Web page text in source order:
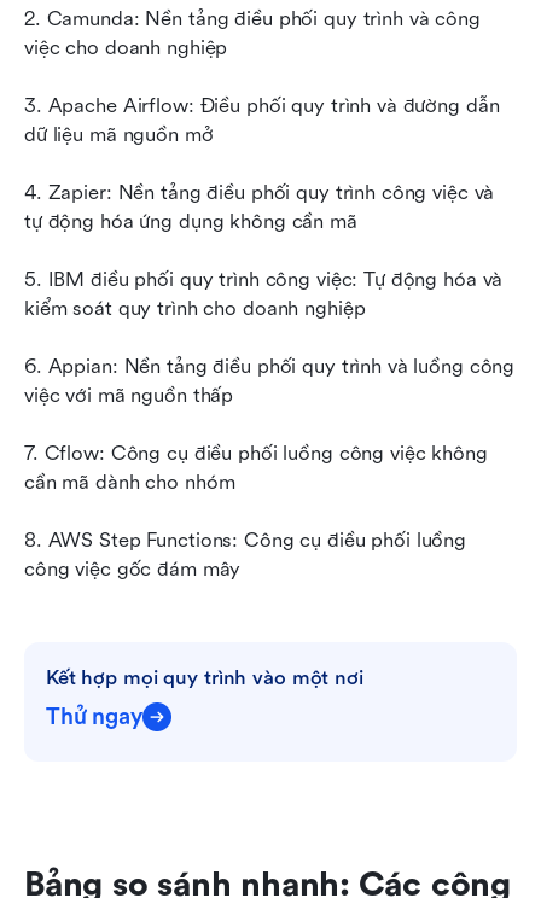
2. Camunda: Nền tảng điều phối quy trình và công
việc cho doanh nghiệp
3. Apache Airflow: Điều phối quy trình và đường dẫn
dữ liệu mã nguồn mở
4. Zapier: Nền tảng điều phối quy trình công việc và
tự động hóa ứng dụng không cần mã
5. IBM điều phối quy trình công việc: Tự động hóa và
kiểm soát quy trình cho doanh nghiệp
6. Appian: Nền tảng điều phối quy trình và luồng công
việc với mã nguồn thấp
7. Cflow: Công cụ điều phối luồng công việc không
cần mã dành cho nhóm
8. AWS Step Functions: Công cụ điều phối luồng
công việc gốc đám mây
Kết hợp mọi quy trình vào một nơi
Thử ngay
Bảng so sánh nhanh: Các công